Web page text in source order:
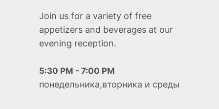
Join us for a variety of free
appetizers and beverages at our
evening reception.
5:30 PM - 7:00 PM
понедельника,вторника и среды